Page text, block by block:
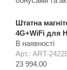
Штатна
4G+WiFi для
В наявності
Арт.: ART-
23 994.00